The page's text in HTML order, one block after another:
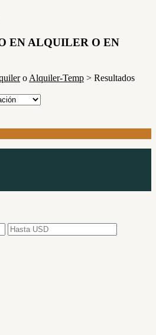
EN ALQUILER O EN
oAlquiler-Temp > Resultados